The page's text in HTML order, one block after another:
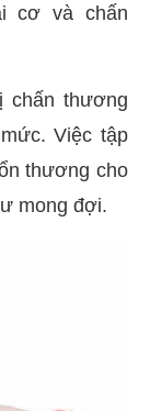
cơ và chấn
chấn thương
Việc tập
thương cho
mong đợi.